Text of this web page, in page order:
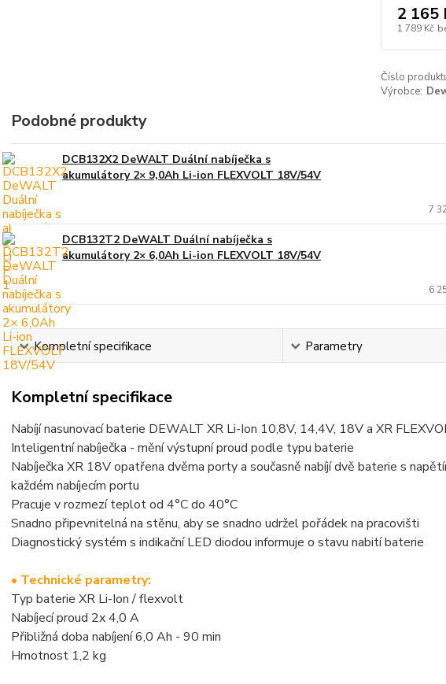
2 165
1 789 Kč
Číslo
Výrobce:
Podobné produkty
DCB132X2 DeWALT Duální nabíječka s
akumulátory 2× 9,0Ah Li-ion FLEXVOLT 18V/54V
7
DCB132T2 DeWALT Duální nabíječka s
akumulátory 2× 6,0Ah Li-ion FLEXVOLT 18V/54V
6
Kompletní specifikace Parametry
Kompletní specifikace
Nabíjí nasunovací baterie DEWALT XR Li-Ion 10,8V, 14,4V, 18V a XR
Inteligentní nabíječka - mění výstupní proud podle typu baterie
Nabíječka XR 18V opatřena dvěma porty a současně nabíjí dvě baterie s
každém nabíjecím portu
Pracuje v rozmezí teplot od 4°C do 40°C
Snadno připevnitelná na stěnu, aby se snadno udržel pořádek na pracovišti
Diagnostický systém s indikační LED diodou informuje o stavu nabití baterie
• Technické parametry:
Typ baterie XR Li-Ion / flexvolt
Nabíjecí proud 2x 4,0 A
Přibližná doba nabíjení 6,0 Ah - 90 min
Hmotnost 1,2 kg